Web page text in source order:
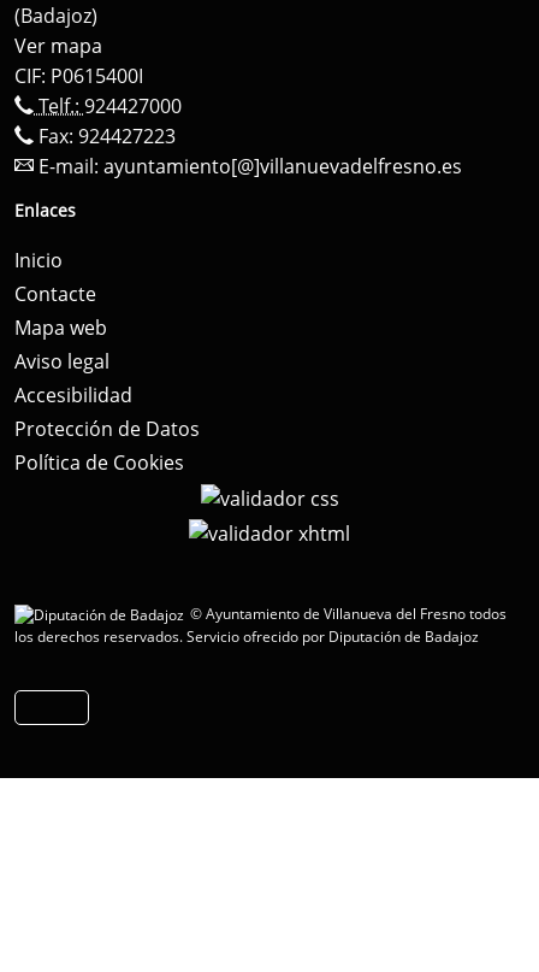
(Badajoz)
Ver mapa
CIF: P0615400I
Telf.: 924427000
Fax: 924427223
E-mail: ayuntamiento[@]villanuevadelfresno.es
Enlaces
Inicio
Contacte
Mapa web
Aviso legal
Accesibilidad
Protección de Datos
Política de Cookies
© Ayuntamiento de Villanueva del Fresno todos
los derechos reservados.Servicio ofrecido por Diputación de Badajoz